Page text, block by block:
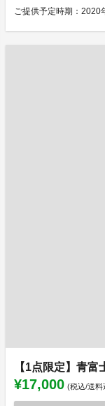
ご提供予定時期：2020
【1点限定】青富
¥17,000 (税込/送料